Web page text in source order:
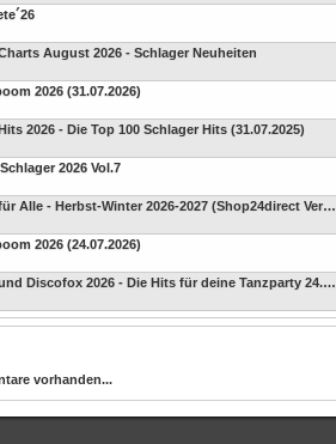
August 2026 - Schlager Neuheiten
2026 (31.07.2026)
2026 - Die Top 100 Schlager Hits (31.07.2025)
2026 Vol.7
Schlager für Alle - Herbst-Winter 2026-2027 (Shop24direct Version)
2026 (24.07.2026)
Schlager und Discofox 2026 - Die Hits für deine Tanzparty 24.07.2026
vorhanden...